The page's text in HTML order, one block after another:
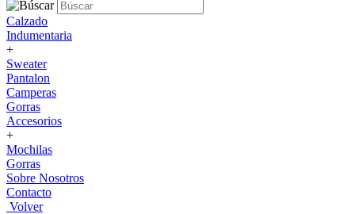
Calzado
Indumentaria
+
Sweater
Pantalon
Camperas
Gorras
Accesorios
+
Mochilas
Gorras
Sobre Nosotros
Contacto
Volver